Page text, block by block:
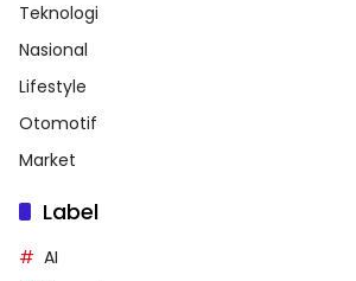
Teknologi
Nasional
Lifestyle
Otomotif
Market
Label
AI